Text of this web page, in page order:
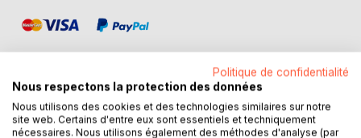
DESCRIPTION
Politique de confidentialité
Nous respectons la protection des données
Nous utilisons des cookies et des technologies similaires sur notre
site web. Certains d'entre eux sont essentiels et techniquement
nécessaires. Nous utilisons également des méthodes d'analyse (par